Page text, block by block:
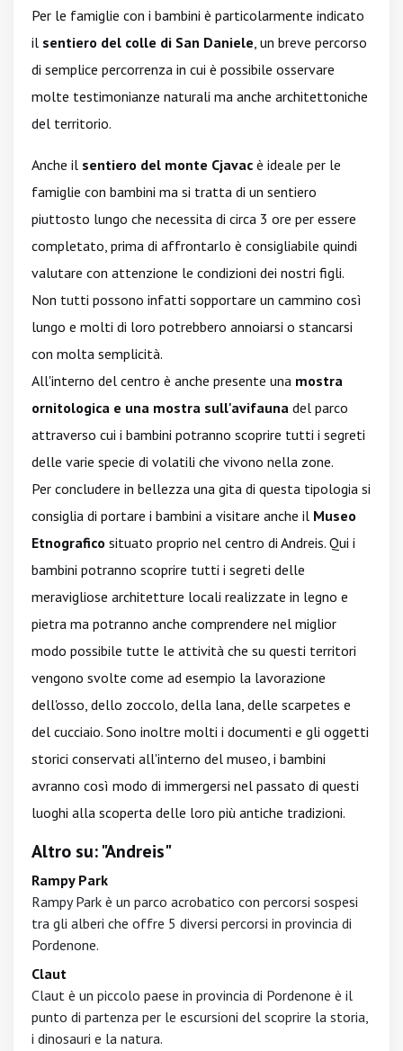
Per le famiglie con i bambini è particolarmente indicato
il sentiero del colle di San Daniele, un breve percorso
di semplice percorrenza in cui è possibile osservare
molte testimonianze naturali ma anche architettoniche
del territorio.
Anche il sentiero del monte Cjavac è ideale per le
famiglie con bambini ma si tratta di un sentiero
piuttosto lungo che necessita di circa 3 ore per essere
completato, prima di affrontarlo è consigliabile quindi
valutare con attenzione le condizioni dei nostri figli.
Non tutti possono infatti sopportare un cammino così
lungo e molti di loro potrebbero annoiarsi o stancarsi
con molta semplicità.
All'interno del centro è anche presente una mostra
ornitologica e una mostra sull'avifauna del parco
attraverso cui i bambini potranno scoprire tutti i segreti
delle varie specie di volatili che vivono nella zone.
Per concludere in bellezza una gita di questa tipologia si
consiglia di portare i bambini a visitare anche il Museo
Etnografico situato proprio nel centro di Andreis. Qui i
bambini potranno scoprire tutti i segreti delle
meravigliose architetture locali realizzate in legno e
pietra ma potranno anche comprendere nel miglior
modo possibile tutte le attività che su questi territori
vengono svolte come ad esempio la lavorazione
dell'osso, dello zoccolo, della lana, delle scarpetes e
del cucciaio. Sono inoltre molti i documenti e gli oggetti
storici conservati all'interno del museo, i bambini
avranno così modo di immergersi nel passato di questi
luoghi alla scoperta delle loro più antiche tradizioni.
Altro su: "Andreis"
Rampy Park
Rampy Park è un parco acrobatico con percorsi sospesi
tra gli alberi che offre 5 diversi percorsi in provincia di
Pordenone.
Claut
Claut è un piccolo paese in provincia di Pordenone è il
punto di partenza per le escursioni del scoprire la storia,
i dinosauri e la natura.